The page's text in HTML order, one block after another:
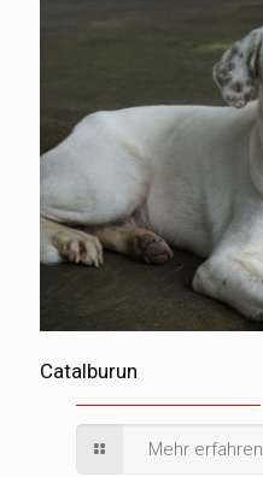
Catalburun
Mehr erfahren